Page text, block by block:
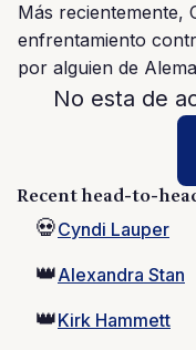
Más recientemente,
enfrentamiento
por alguien de
No esta de
Recent head-to-
💀Cyndi Lauper
👑Alexandra Stan
👑Kirk Hammett